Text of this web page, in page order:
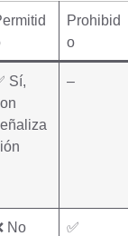
Prohibid
o
Sí,
–
No
✅